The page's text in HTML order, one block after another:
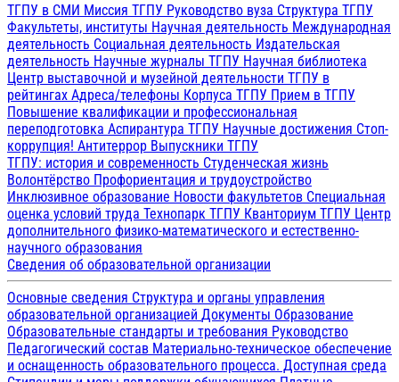
ТГПУ в СМИ Миссия ТГПУ Руководство вуза Структура ТГПУ
Факультеты, институты Научная деятельность Международная
деятельность Социальная деятельность Издательская
деятельность Научные журналы ТГПУ Научная библиотека
Центр выставочной и музейной деятельности ТГПУ в
рейтингах Адреса/телефоны Корпуса ТГПУ Прием в ТГПУ
Повышение квалификации и профессиональная
переподготовка Аспирантура ТГПУ Научные достижения Стоп-
коррупция! Антитеррор Выпускники ТГПУ
ТГПУ: история и современность Студенческая жизнь
Волонтёрство Профориентация и трудоустройство
Инклюзивное образование Новости факультетов Специальная
оценка условий труда Технопарк ТГПУ Кванториум ТГПУ Центр
дополнительного физико-математического и естественно-
научного образования
Сведения об образовательной организации
Основные сведения Структура и органы управления
образовательной организацией Документы Образование
Образовательные стандарты и требования Руководство
Педагогический состав Материально-техническое обеспечение
и оснащенность образовательного процесса. Доступная среда